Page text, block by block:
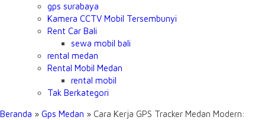
gps surabaya
Kamera CCTV Mobil Tersembunyi
Rent Car Bali
sewa mobil bali
rental medan
Rental Mobil Medan
rental mobil
Tak Berkategori
Beranda » Gps Medan » Cara Kerja GPS Tracker Medan Modern: